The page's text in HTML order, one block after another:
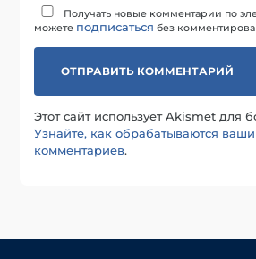
Получать новые комментарии по
можете подписаться без
Этот сайт использует Akismet для
Узнайте, как обрабатываются
комментариев.